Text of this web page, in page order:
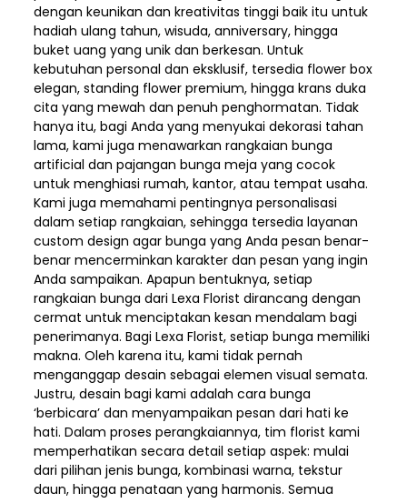
dengan keunikan dan kreativitas tinggi baik itu untuk
hadiah ulang tahun, wisuda, anniversary, hingga
buket uang yang unik dan berkesan. Untuk
kebutuhan personal dan eksklusif, tersedia flower box
elegan, standing flower premium, hingga krans duka
cita yang mewah dan penuh penghormatan. Tidak
hanya itu, bagi Anda yang menyukai dekorasi tahan
lama, kami juga menawarkan rangkaian bunga
artificial dan pajangan bunga meja yang cocok
untuk menghiasi rumah, kantor, atau tempat usaha.
Kami juga memahami pentingnya personalisasi
dalam setiap rangkaian, sehingga tersedia layanan
custom design agar bunga yang Anda pesan benar-
benar mencerminkan karakter dan pesan yang ingin
Anda sampaikan. Apapun bentuknya, setiap
rangkaian bunga dari Lexa Florist dirancang dengan
cermat untuk menciptakan kesan mendalam bagi
penerimanya. Bagi Lexa Florist, setiap bunga memiliki
makna. Oleh karena itu, kami tidak pernah
menganggap desain sebagai elemen visual semata.
Justru, desain bagi kami adalah cara bunga
‘berbicara’ dan menyampaikan pesan dari hati ke
hati. Dalam proses perangkaiannya, tim florist kami
memperhatikan secara detail setiap aspek: mulai
dari pilihan jenis bunga, kombinasi warna, tekstur
daun, hingga penataan yang harmonis. Semua